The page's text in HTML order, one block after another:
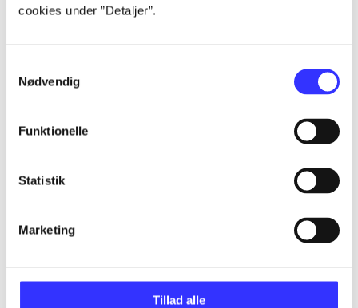
cookies under ”Detaljer”.
Nødvendig
Funktionelle
Statistik
Marketing
Tillad alle